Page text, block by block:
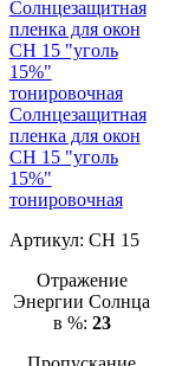
Солнцезащитная
пленка для окон
CH 15 "уголь
15%"
тонировочная
Артикул: CH 15
Отражение
Энергии Солнца
в %: 23